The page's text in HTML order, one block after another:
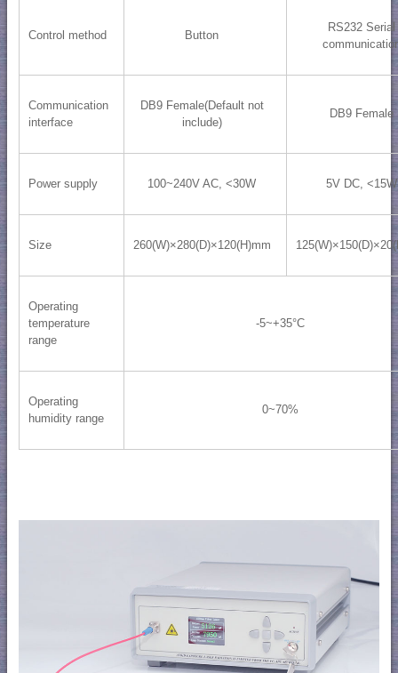
Control method Button
RS232 Serial
Communication
interface
DB9 Female(Default not
include)
DB9 Female
Power supply 100~240V AC, <30W 5V DC, <15W
Size 260(W)×280(D)×120(H)mm
Operating
temperature
range
-5~+35°C
Operating
humidity range
0~70%